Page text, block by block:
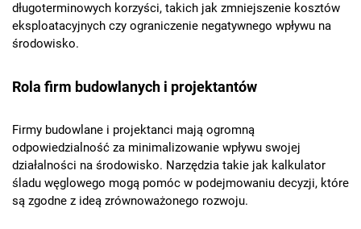
długoterminowych korzyści, takich jak zmniejszenie kosztów
eksploatacyjnych czy ograniczenie negatywnego wpływu na
środowisko.
Rola firm budowlanych i projektantów
Firmy budowlane i projektanci mają ogromną
odpowiedzialność za minimalizowanie wpływu swojej
działalności na środowisko. Narzędzia takie jak kalkulator
śladu węglowego mogą pomóc w podejmowaniu decyzji, które
są zgodne z ideą zrównoważonego rozwoju.